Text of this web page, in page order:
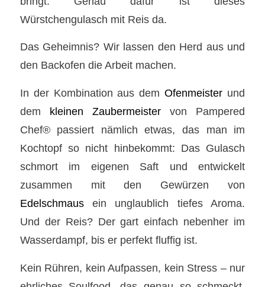
Würstchengulasch mit Reis da.
Das Geheimnis? Wir lassen den Herd aus und
den Backofen die Arbeit machen.
In der Kombination aus demOfenmeister und
dem kleinen Zaubermeister von Pampered
Chef® passiert nämlich etwas, das man im
Kochtopf so nicht hinbekommt: Das Gulasch
schmort im eigenen Saft und entwickelt
zusammen mit den Gewürzen von
Edelschmausein unglaublich tiefes Aroma.
Und der Reis? Der gart einfach nebenher im
Wasserdampf, bis er perfekt fluffig ist.
Kein Rühren, kein Aufpassen, kein Stress – nur